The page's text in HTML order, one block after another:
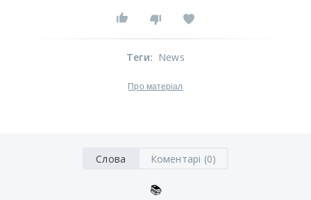
Теги: News
Про матеріал
Слова Коментарі (0)
📚